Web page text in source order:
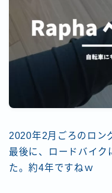
サイクルコラム
2020年2月ごろのロン
最後に、ロードバイク
た。約4年ですねｗ